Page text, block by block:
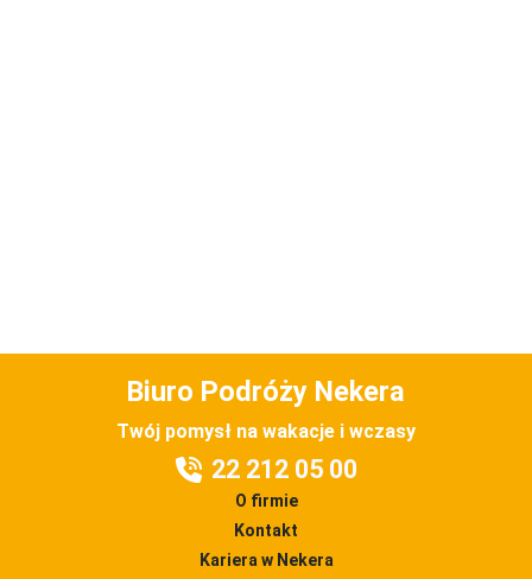
Biuro Podróży Nekera
Twój pomysł na wakacje i wczasy
22 212 05 00
O firmie
Kontakt
Kariera w Nekera